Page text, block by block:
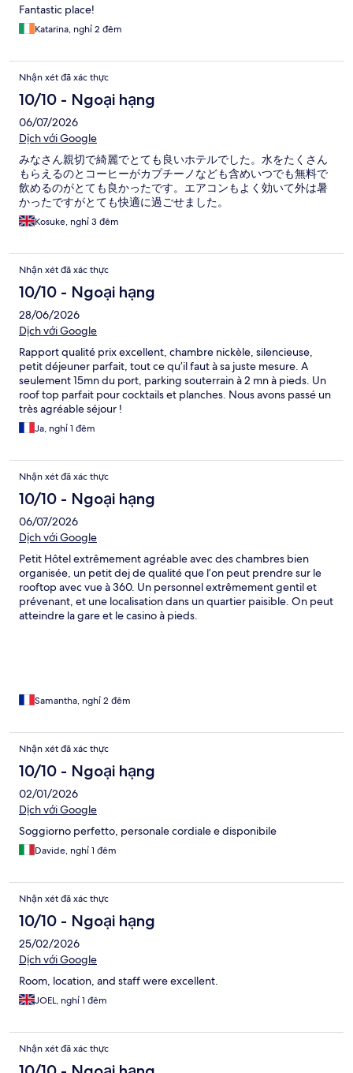
Fantastic place!
Katarina, nghỉ 2 đêm
Nhận xét đã xác thực
10/10 - Ngoại hạng
06/07/2026
Dịch với Google
みなさん親切で綺麗でとても良いホテルでした。水をたくさん
もらえるのとコーヒーがカプチーノなども含めいつでも無料で
飲めるのがとても良かったです。エアコンもよく効いて外は暑
かったですがとても快適に過ごせました。
Kosuke, nghỉ 3 đêm
Nhận xét đã xác thực
10/10 - Ngoại hạng
28/06/2026
Dịch với Google
Rapport qualité prix excellent, chambre nickèle, silencieuse,
petit déjeuner parfait, tout ce qu’il faut à sa juste mesure. A
seulement 15mn du port, parking souterrain à 2 mn à pieds. Un
roof top parfait pour cocktails et planches. Nous avons passé un
très agréable séjour !
Ja, nghỉ 1 đêm
Nhận xét đã xác thực
10/10 - Ngoại hạng
06/07/2026
Dịch với Google
Petit Hôtel extrêmement agréable avec des chambres bien
organisée, un petit dej de qualité que l’on peut prendre sur le
rooftop avec vue à 360. Un personnel extrêmement gentil et
prévenant, et une localisation dans un quartier paisible. On peut
atteindre la gare et le casino à pieds.
Samantha, nghỉ 2 đêm
Nhận xét đã xác thực
10/10 - Ngoại hạng
02/01/2026
Dịch với Google
Soggiorno perfetto, personale cordiale e disponibile
Davide, nghỉ 1 đêm
Nhận xét đã xác thực
10/10 - Ngoại hạng
25/02/2026
Dịch với Google
Room, location, and staff were excellent.
JOEL, nghỉ 1 đêm
Nhận xét đã xác thực